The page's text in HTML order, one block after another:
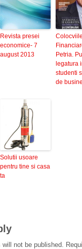
Revista presei
economice- 7
august 2013
Colocviile
Petria.
legatura
studenti
de
Solutii usoare
pentru tine si casa
ta
will not be published.